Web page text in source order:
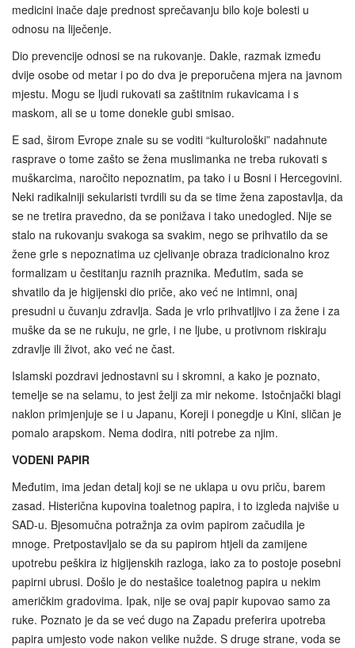
medicini inače daje prednost sprečavanju bilo koje bolesti u
odnosu na liječenje.
Dio prevencije odnosi se na rukovanje. Dakle, razmak između
dvije osobe od metar i po do dva je preporučena mjera na javnom
mjestu. Mogu se ljudi rukovati sa zaštitnim rukavicama i s
maskom, ali se u tome donekle gubi smisao.
E sad, širom Evrope znale su se voditi “kulturološki” nadahnute
rasprave o tome zašto se žena muslimanka ne treba rukovati s
muškarcima, naročito nepoznatim, pa tako i u Bosni i Hercegovini.
Neki radikalniji sekularisti tvrdili su da se time žena zapostavlja, da
se ne tretira pravedno, da se ponižava i tako unedogled. Nije se
stalo na rukovanju svakoga sa svakim, nego se prihvatilo da se
žene grle s nepoznatima uz cjelivanje obraza tradicionalno kroz
formalizam u čestitanju raznih praznika. Međutim, sada se
shvatilo da je higijenski dio priče, ako već ne intimni, onaj
presudni u čuvanju zdravlja. Sada je vrlo prihvatljivo i za žene i za
muške da se ne rukuju, ne grle, i ne ljube, u protivnom riskiraju
zdravlje ili život, ako već ne čast.
Islamski pozdravi jednostavni su i skromni, a kako je poznato,
temelje se na selamu, to jest želji za mir nekome. Istočnjački blagi
naklon primjenjuje se i u Japanu, Koreji i ponegdje u Kini, sličan je
pomalo arapskom. Nema dodira, niti potrebe za njim.
VODENI PAPIR
Međutim, ima jedan detalj koji se ne uklapa u ovu priču, barem
zasad. Histerična kupovina toaletnog papira, i to izgleda najviše u
SAD-u. Bjesomučna potražnja za ovim papirom začudila je
mnoge. Pretpostavljalo se da su papirom htjeli da zamijene
upotrebu peškira iz higijenskih razloga, iako za to postoje posebni
papirni ubrusi. Došlo je do nestašice toaletnog papira u nekim
američkim gradovima. Ipak, nije se ovaj papir kupovao samo za
ruke. Poznato je da se već dugo na Zapadu preferira upotreba
papira umjesto vode nakon velike nužde. S druge strane, voda se